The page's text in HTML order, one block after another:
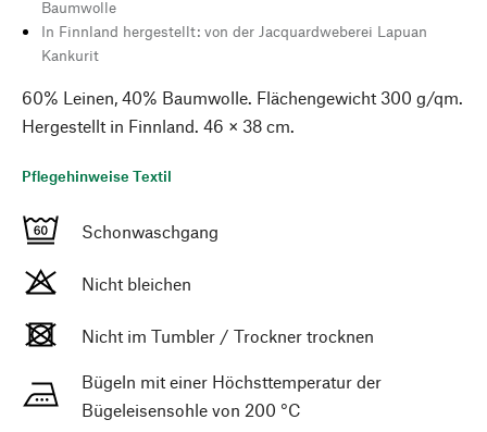
Baumwolle
In Finnland hergestellt: von der Jacquardweberei Lapuan
Kankurit
60% Leinen, 40% Baumwolle. Flächengewicht 300 g/qm.
Hergestellt in Finnland. 46 × 38 cm.
Pflegehinweise Textil
Schonwaschgang
Nicht bleichen
Nicht im Tumbler / Trockner trocknen
Bügeln mit einer Höchsttemperatur der
Bügeleisensohle von 200 °C